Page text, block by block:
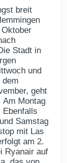
breit
Stadt in
und
dem
geht
Am Montag
Ebenfalls
Samstag
mit Las
am 2.
Ryanair auf